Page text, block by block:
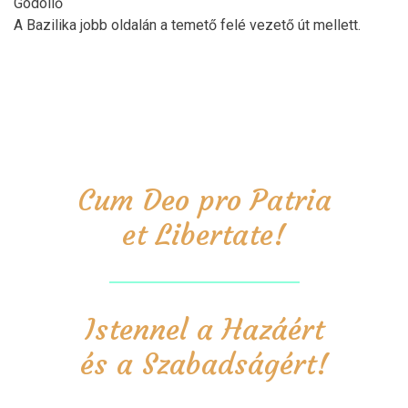
Gödöllő
A Bazilika jobb oldalán a temető felé vezető út mellett.
Cum Deo pro Patria
et Libertate!
Istennel a Hazáért
és a Szabadságért!